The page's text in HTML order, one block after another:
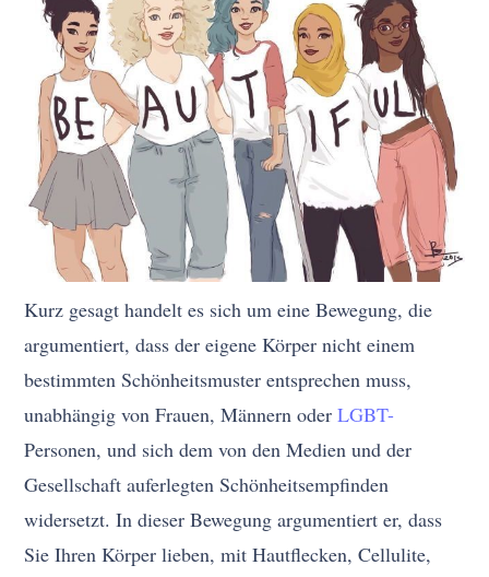
Kurz gesagt handelt es sich um eine Bewegung, die
argumentiert, dass der eigene Körper nicht einem
bestimmten Schönheitsmuster entsprechen muss,
unabhängig von Frauen, Männern oderLGBT-
Personen, und sich dem von den Medien und der
Gesellschaft auferlegten Schönheitsempfinden
widersetzt. In dieser Bewegung argumentiert er, dass
Sie Ihren Körper lieben, mit Hautflecken, Cellulite,